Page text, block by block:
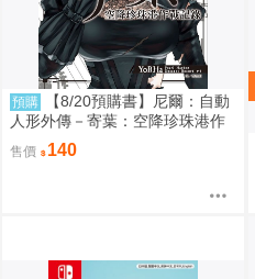
預購
【8/20預購書】尼爾：自動
人形外傳－寄葉：空降珍珠港作
戰記錄 4 作者：空路惠/橫尾太郎/
尖端漫畫/Avi書店
售價 140